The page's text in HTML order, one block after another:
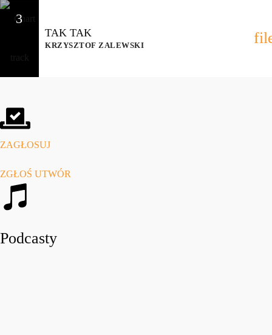
3
TAK TAK
KRZYSZTOF ZALEWSKI
ZAGŁOSUJ
ZGŁOŚ UTWÓR
Podcasty